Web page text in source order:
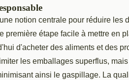
notion centrale pour réduire les
première étape facile à mettre en
d'acheter des aliments et des
les emballages superflus,
ainsi le gaspillage. La